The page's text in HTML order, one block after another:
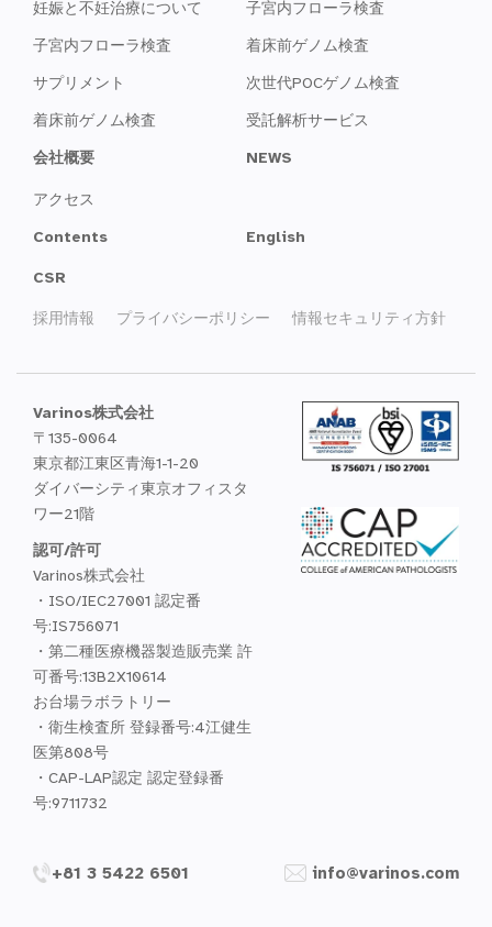
妊娠と不妊治療について
子宮内フローラ検査
サプリメント
着床前ゲノム検査
子宮内フローラ検査
着床前ゲノム検査
次世代POCゲノム検査
受託解析サービス
会社概要
アクセス
NEWS
Contents English
CSR
採用情報 プライバシーポリシー 情報セキュリティ方針
Varinos株式会社
〒135-0064
東京都江東区青海1-1-20
ダイバーシティ東京オフィスタ
ワー21階
認可/許可
Varinos株式会社
・ISO/IEC27001 認定番
号:IS756071
・第二種医療機器製造販売業 許
可番号:13B2X10614
お台場ラボラトリー
・衛生検査所 登録番号:4江健生
医第808号
・CAP-LAP認定 認定登録番
号:9711732
+81 3 5422 6501 info@varinos.com